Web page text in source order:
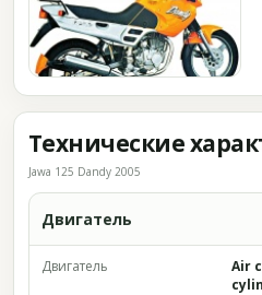
Технические
Jawa 125 Dandy 2005
Двигатель
Двигатель
Air